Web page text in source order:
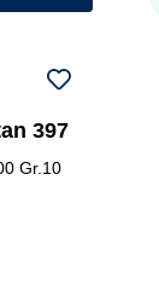
397
Gr.10